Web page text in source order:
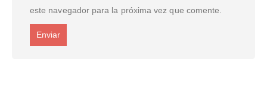
este navegador para la próxima vez que comente.